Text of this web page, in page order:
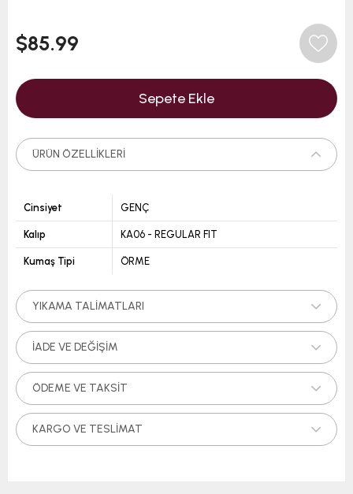
$85.99
ÜRÜN ÖZELLIKLERI
Cinsiyet GENÇ
Kalıp KA06 - REGULAR FIT
Kumaş Tipi ÖRME
YIKAMA TALIMATLARI
İADE VE DEĞIŞIM
ÖDEME VE TAKSIT
KARGO VE TESLIMAT